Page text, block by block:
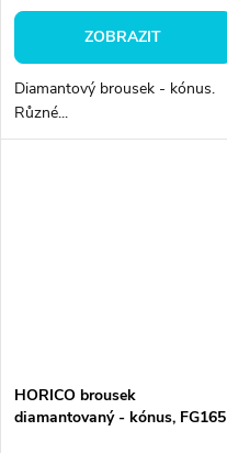
ZOBRAZIT
Diamantový brousek - kónus.
Různé...
HORICO brousek
diamantovaný - kónus, FG165